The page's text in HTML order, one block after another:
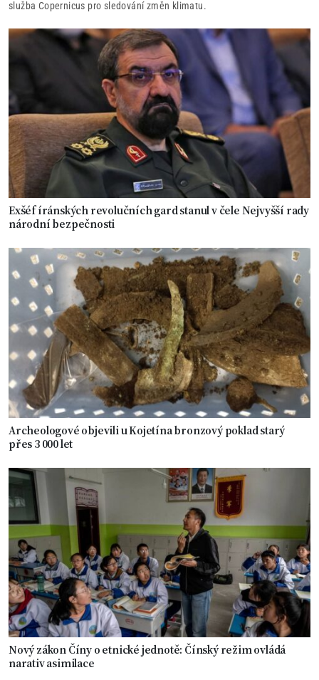
služba Copernicus pro sledování změn klimatu.
Exšéf íránských revolučních gard stanul v čele Nejvyšší rady
národní bezpečnosti
Archeologové objevili u Kojetína bronzový poklad starý
přes 3 000 let
Nový zákon Číny o etnické jednotě: Čínský režim ovládá
narativ asimilace